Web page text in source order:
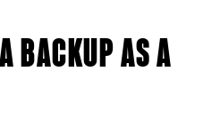
BACKUP AS A